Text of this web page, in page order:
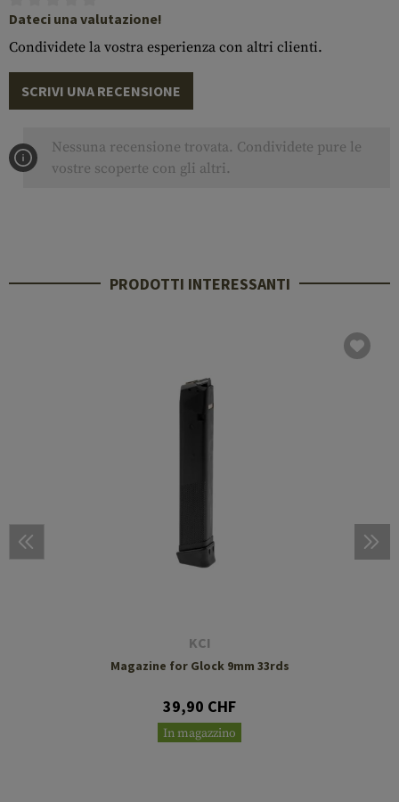
Dateci una valutazione!
Condividete la vostra esperienza con altri clienti.
SCRIVI UNA RECENSIONE
Nessuna recensione trovata. Condividete pure le
vostre scoperte con gli altri.
PRODOTTI INTERESSANTI
KCI
Magazine for Glock 9mm 33rds
39,90 CHF
In magazzino